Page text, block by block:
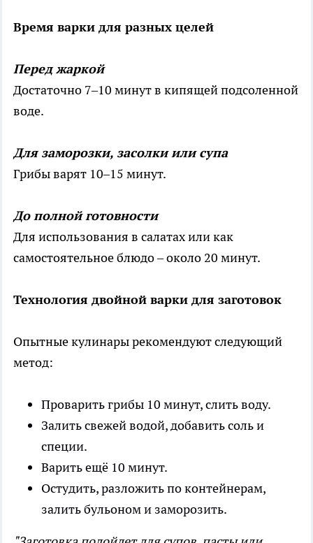
Время варки для разных целей
Перед жаркой
Достаточно 7–10 минут в кипящей подсоленной
воде.
Для заморозки, засолки или супа
Грибы варят 10–15 минут.
До полной готовности
Для использования в салатах или как
самостоятельное блюдо – около 20 минут.
Технология двойной варки для заготовок
Опытные кулинары рекомендуют следующий
метод:
Проварить грибы 10 минут, слить воду.
Залить свежей водой, добавить соль и
специи.
Варить ещё 10 минут.
Остудить, разложить по контейнерам,
залить бульоном и заморозить.